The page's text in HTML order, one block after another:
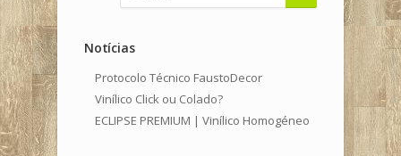
Notícias
Protocolo Técnico FaustoDecor
Vinílico Click ou Colado?
ECLIPSE PREMIUM | Vinílico Homogéneo